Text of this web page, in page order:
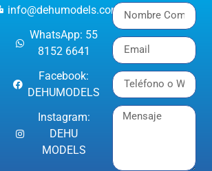
info@dehumodels.com
WhatsApp: 55
8152 6641
Facebook:
DEHUMODELS
Instagram:
DEHU
MODELS